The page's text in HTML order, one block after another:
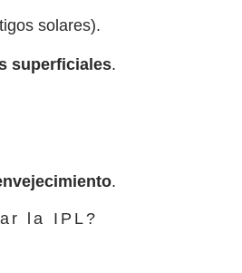
solares).
superficiales.
.
la IPL?